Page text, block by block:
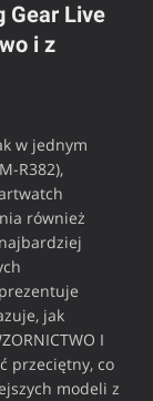
Gear Live
i z
w jednym
R382),
również
jak
I
przeciętny, co
modeli z